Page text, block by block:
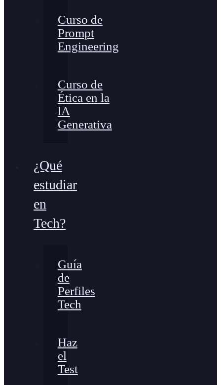
Curso de
Prompt
Engineering
Curso de
Ética en la
lA
Generativa
¿Qué
estudiar
en
Tech?
Guía
de
Perfiles
Tech
Haz
el
Test